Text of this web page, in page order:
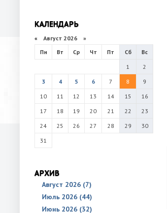
КАЛЕНДАРЬ
« Август 2026 »
Пн
Вт Ср Чт Пт Сб
Вс
1
2
3
4 5 6 7 8
9
10
11 12 13 14 15
16
17
18 19 20 21 22
23
24
25 26 27 28 29
30
31
АРХИВ
Август 2026 (7)
Июль 2026 (44)
Июнь 2026 (32)